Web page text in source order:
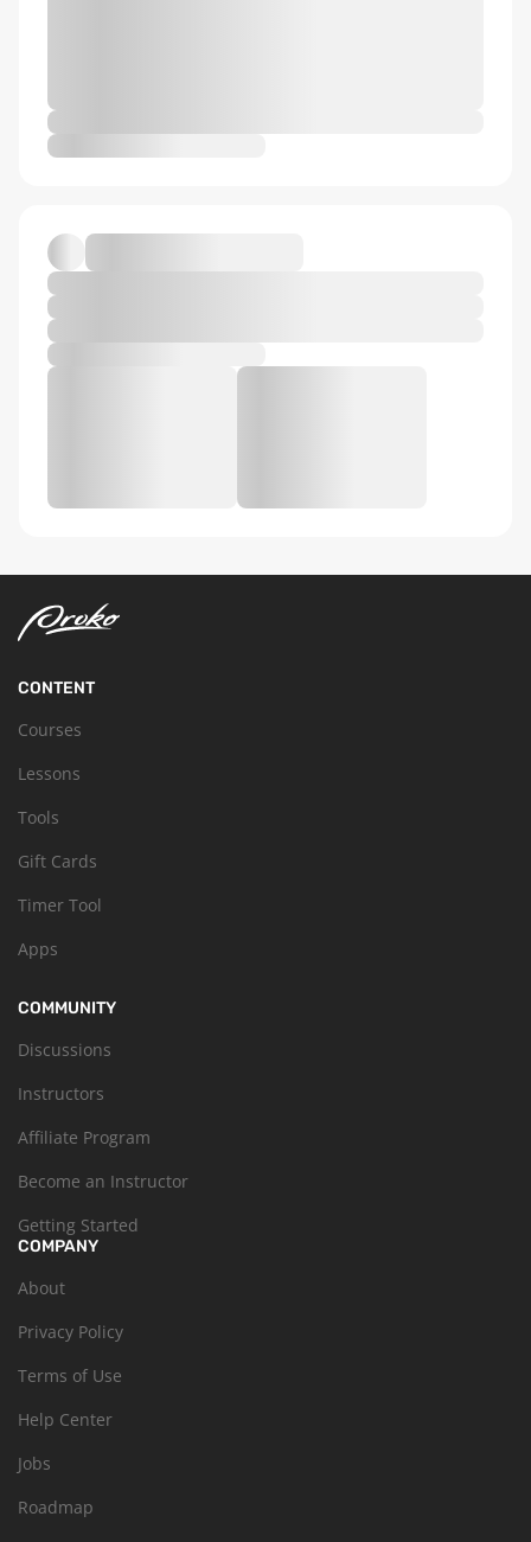
CONTENT
Courses
Lessons
Tools
Gift Cards
Timer Tool
Apps
COMMUNITY
Discussions
Instructors
Affiliate Program
Become an Instructor
Getting Started
COMPANY
About
Privacy Policy
Terms of Use
Help Center
Jobs
Roadmap